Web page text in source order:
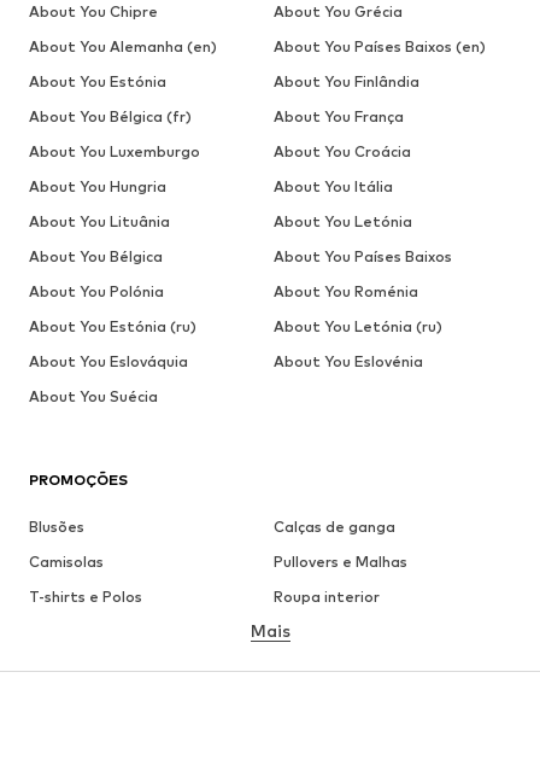
PROMOÇÕES
Blusões
Calças de ganga
Camisolas
Pullovers e Malhas
T-shirts e Polos
Roupa interior
Camisas
Mais
About You Chipre
About You Grécia
About You Alemanha (en)
About You Países Baixos (en)
About You Estónia
About You Finlândia
About You Bélgica (fr)
About You França
About You Luxemburgo
About You Croácia
About You Hungria
About You Itália
About You Lituânia
About You Letónia
About You Bélgica
About You Países Baixos
About You Polónia
About You Roménia
About You Estónia (ru)
About You Letónia (ru)
About You Eslováquia
About You Eslovénia
About You Suécia